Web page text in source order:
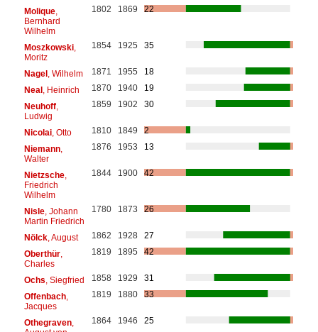
Molique,
Bernhard
Wilhelm
1802 1869 22
Moszkowski,
Moritz
1854 1925 35
Nagel, Wilhelm 1871 1955
18
Neal, Heinrich 1870 1940
19
Neuhoff,
Ludwig
1859 1902 30
Nicolai, Otto 1810 1849
2
Niemann,
Walter
1876 1953 13
Nietzsche,
Friedrich
Wilhelm
1844 1900 42
Nisle, Johann
Martin Friedrich
1780 1873 26
Nölck, August 1862 1928
27
Oberthür,
Charles
1819 1895 42
Ochs , Siegfried 1858 1929
31
Offenbach,
Jacques
1819 1880 33
Othegraven,
1864 1946 25